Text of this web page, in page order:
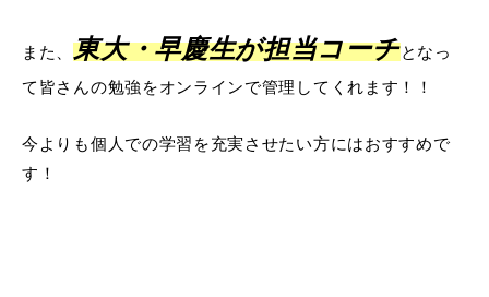
また、 東大・早慶生が担当コーチとなっ
て皆さんの勉強をオンラインで管理してくれます！！
今よりも個人での学習を充実させたい方にはおすすめで
す！